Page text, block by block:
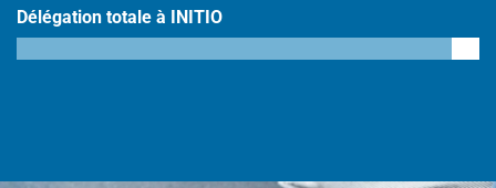
Délégation totale à INITIO